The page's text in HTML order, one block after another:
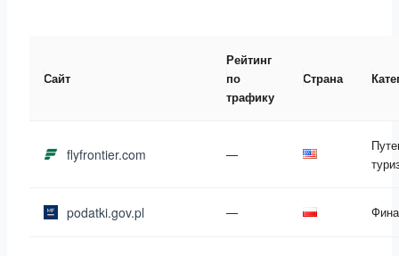
Сайт
Рейтинг
по
трафику
Страна
flyfrontier.com —
podatki.gov.pl —